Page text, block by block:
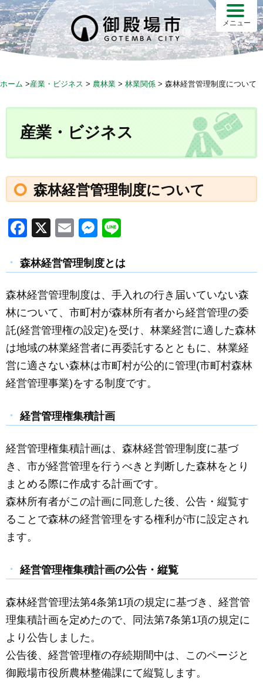
S
k
i
p
メニュー
ホーム >産業・ビジネス > 農林業 > 林業関係 > 森林経営管理制度について
産業・ビジネス
森林経営管理制度について
F
c
b
o
o
k
X
E
ail
M
ss
n
g
er
e
森林経営管理制度とは
森林経営管理制度は、手入れの行き届いていない森
林について、市町村が森林所有者から経営管理の委
託(経営管理権の設定)を受け、林業経営に適した森林
は地域の林業経営者に再委託するとともに、林業経
営に適さない森林は市町村が公的に管理(市町村森林
経営管理事業)をする制度です。
経営管理権集積計画
経営管理権集積計画は、森林経営管理制度に基づ
き、市が経営管理を行うべきと判断した森林をとり
まとめる際に作成する計画です。
森林所有者がこの計画に同意した後、公告・縦覧す
ることで森林の経営管理をする権利が市に設定され
ます。
経営管理権集積計画の公告・縦覧
森林経営管理法第4条第1項の規定に基づき、経営管
理集積計画を定めたので、同法第7条第1項の規定に
より公告しました。
公告後、経営管理権の存続期間中は、このページと
御殿場市役所農林整備課にて縦覧します。